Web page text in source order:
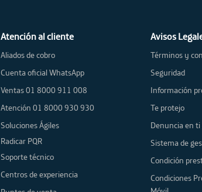
Atención al cliente
Aliados de cobro
Cuenta oficial WhatsApp
Ventas 01 8000 911 008
Atención 01 8000 930 930
Soluciones Ágiles
Radicar PQR
Soporte técnico
Centros de experiencia
Avisos
Términos y
Seguridad
Información
Te protejo
Denuncia en
Sistema de
Condición
Condiciones